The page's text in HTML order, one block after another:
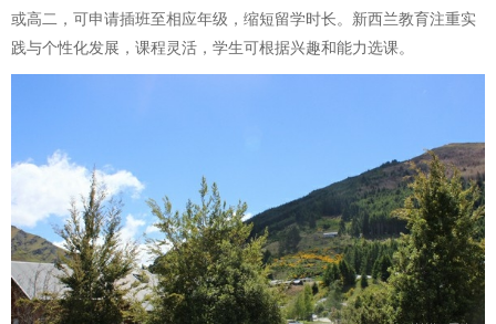
或高二，可申请插班至相应年级，缩短留学时长。新西兰教育注重实
践与个性化发展，课程灵活，学生可根据兴趣和能力选课。